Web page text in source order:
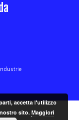
accetta l'utilizzo
nostro sito.Maggiori